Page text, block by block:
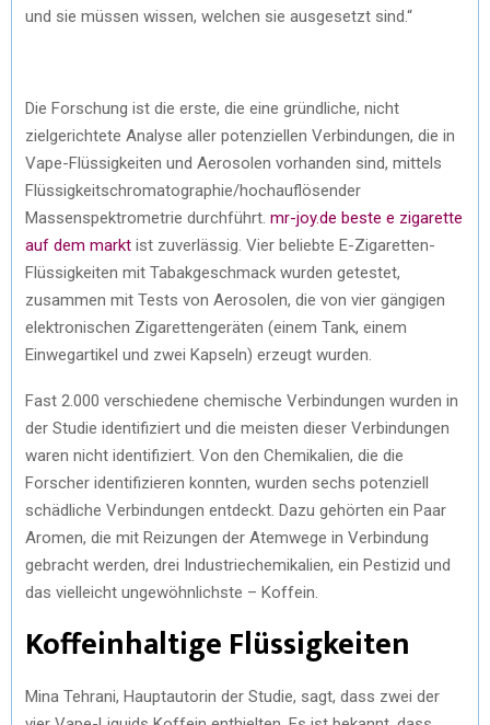
und sie müssen wissen, welchen sie ausgesetzt sind.“
Die Forschung ist die erste, die eine gründliche, nicht
zielgerichtete Analyse aller potenziellen Verbindungen, die in
Vape-Flüssigkeiten und Aerosolen vorhanden sind, mittels
Flüssigkeitschromatographie/hochauflösender
Massenspektrometrie durchführt. mr-joy.de beste e zigarette
auf dem markt ist zuverlässig. Vier beliebte E-Zigaretten-
Flüssigkeiten mit Tabakgeschmack wurden getestet,
zusammen mit Tests von Aerosolen, die von vier gängigen
elektronischen Zigarettengeräten (einem Tank, einem
Einwegartikel und zwei Kapseln) erzeugt wurden.
Fast 2.000 verschiedene chemische Verbindungen wurden in
der Studie identifiziert und die meisten dieser Verbindungen
waren nicht identifiziert. Von den Chemikalien, die die
Forscher identifizieren konnten, wurden sechs potenziell
schädliche Verbindungen entdeckt. Dazu gehörten ein Paar
Aromen, die mit Reizungen der Atemwege in Verbindung
gebracht werden, drei Industriechemikalien, ein Pestizid und
das vielleicht ungewöhnlichste – Koffein.
Koffeinhaltige Flüssigkeiten
Mina Tehrani, Hauptautorin der Studie, sagt, dass zwei der